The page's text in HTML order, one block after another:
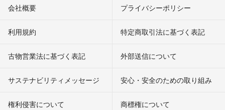
会社概要 プライバシーポリシー
利用規約 特定商取引法に基づく表記
古物営業法に基づく表記 外部送信について
サステナビリティメッセージ 安心・安全のための取り組み
権利侵害について
商標権について